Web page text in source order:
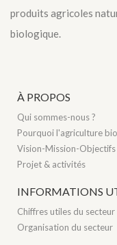
produits agricoles
biologique.
À PROPOS
Qui sommes-nous ?
Pourquoi l'agriculture
Vision-Mission-Objectifs
Projet & activités
INFORMATIONS
Chiffres utiles du secteur
Organisation du secteur